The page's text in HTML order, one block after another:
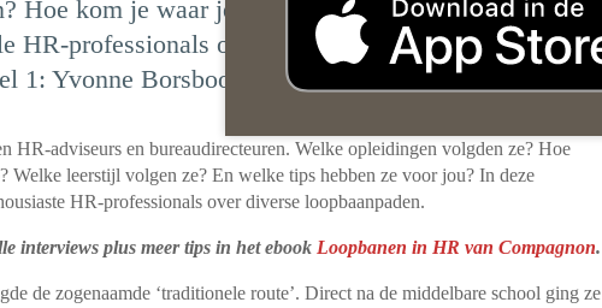
Hoe kom je waar je wilt zijn? In deze interviewserie
HR-professionals over hun uiteenlopende
1: Yvonne Borsboom volgde ‘de traditionele route’.
HR-adviseurs en bureaudirecteuren. Welke opleidingen volgden ze? Hoe
Welke leerstijl volgen ze? En welke tips hebben ze voor jou? In deze
HR-professionals over diverse loopbaanpaden.
interviews plus meer tips in het ebook Loopbanen in HR van Compagnon.
de zogenaamde ‘traditionele route’. Direct na de middelbare school ging ze